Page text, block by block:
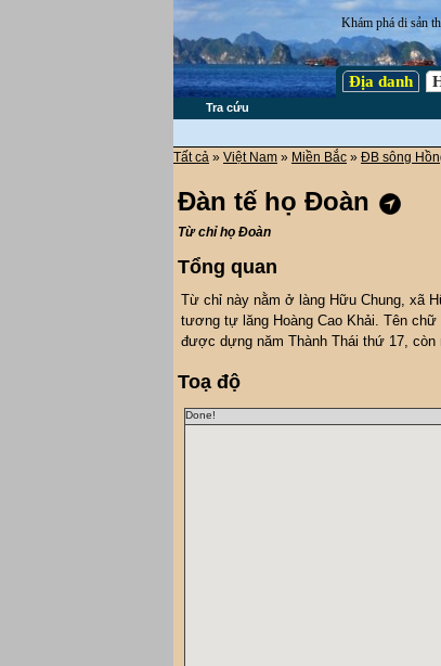
Khám phá di sản
Địa danh
Tra cứu
Tất cả » Việt Nam » Miền Bắc » ĐB sông
Đàn tế họ Đoàn
Từ chỉ họ Đoàn
Tổng quan
Từ chỉ này nằm ở làng Hữu Chung, xã
tương tự lăng Hoàng Cao Khải. Tên
được dựng năm Thành Thái thứ 17,
Toạ độ
Done!